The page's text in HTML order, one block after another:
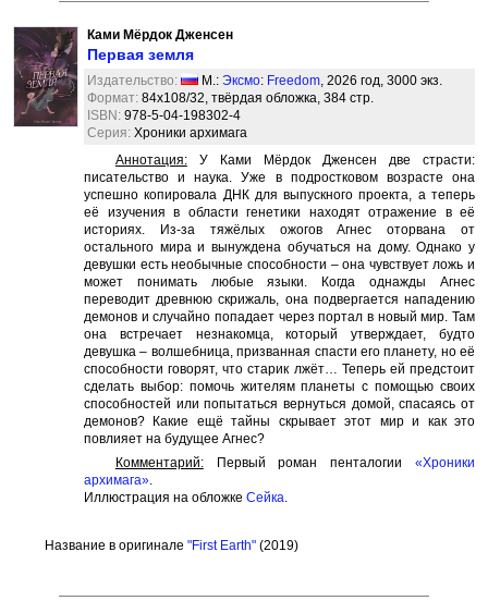
Ками Мёрдок Дженсен
Первая земля
Издательство: М.: Эксмо: Freedom, 2026 год, 3000 экз.
Формат: 84x108/32, твёрдая обложка, 384 стр.
ISBN: 978-5-04-198302-4
Серия: Хроники архимага
Аннотация:У Ками Мёрдок Дженсен две страсти:
писательство и наука. Уже в подростковом возрасте она
успешно копировала ДНК для выпускного проекта, а теперь
её изучения в области генетики находят отражение в её
историях. Из-за тяжёлых ожогов Агнес оторвана от
остального мира и вынуждена обучаться на дому. Однако у
девушки есть необычные способности – она чувствует ложь и
может понимать любые языки. Когда однажды Агнес
переводит древнюю скрижаль, она подвергается нападению
демонов и случайно попадает через портал в новый мир. Там
она встречает незнакомца, который утверждает, будто
девушка – волшебница, призванная спасти его планету, но её
способности говорят, что старик лжёт… Теперь ей предстоит
сделать выбор: помочь жителям планеты с помощью своих
способностей или попытаться вернуться домой, спасаясь от
демонов? Какие ещё тайны скрывает этот мир и как это
повлияет на будущее Агнес?
Комментарий:Первый роман пенталогии «Хроники
архимага».
Иллюстрация на обложке Сейка.
Название в оригинале "First Earth"(2019)